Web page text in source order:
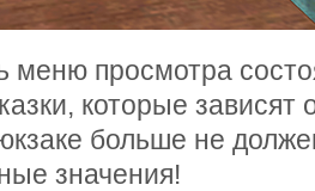
меню просмотра
которые зависят
больше не
значения!